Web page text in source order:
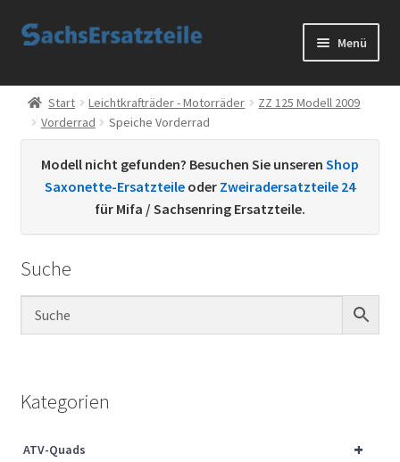
Zur
Zum
Menü
Start
AGB
Datenschutzerklärung
Kontakt
Sachs Ersatzteile
Über uns
Start Leichtkrafträder - Motorräder
ZZ 125 Modell 2009
Vorderrad
Speiche Vorderrad
Modell nicht gefunden? Besuchen Sie unseren Shop
Saxonette-Ersatzteile oder Zweiradersatzteile 24
für Mifa / Sachsenring Ersatzteile.
Suche
Kategorien
+
ATV-Quads